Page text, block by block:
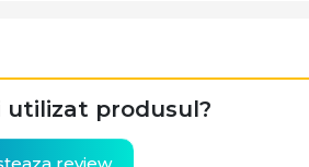
utilizat produsul?